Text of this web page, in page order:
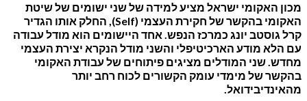
מכון האקומי ישראל מציע למידה של שני ישומים של שיטת
האקומי בהקשר של חקירת העצמי (Self), החלק אותו הגדיר
קרל גוסטב יונג כמרכז הנפש. אחד היישומים הוא מודל עבודה
עם הלא מודע הארכיטיפלי והשני מודל הנקרא יצירת העצמי
מחדש. שני המודלים מציגים פיתוחים של עבודת האקומי
בהקשר של מימדי עומק הקשורים לכוח רחב יותר
מהאינדיבידואל.